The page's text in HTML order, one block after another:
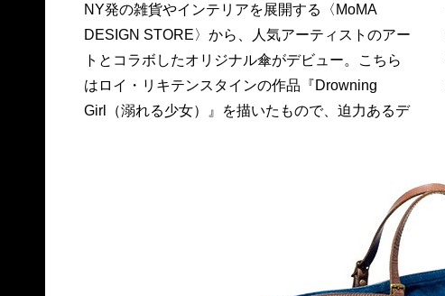
NY発の雑貨やインテリアを展開する〈MoMA
DESIGN STORE〉から、人気アーティストのアー
トとコラボしたオリジナル傘がデビュー。こちら
はロイ・リキテンスタインの作品『Drowning
Girl（溺れる少女）』を描いたもので、迫力あるデ
ザインが印象的。気分が沈みがちな雨の日こそ、
ポップなギアを取り入れて晴れやかに過ごしてみ
ては？ 4,500円。問MoMAデザインストア☎03・